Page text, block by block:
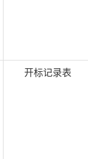
开标记录表